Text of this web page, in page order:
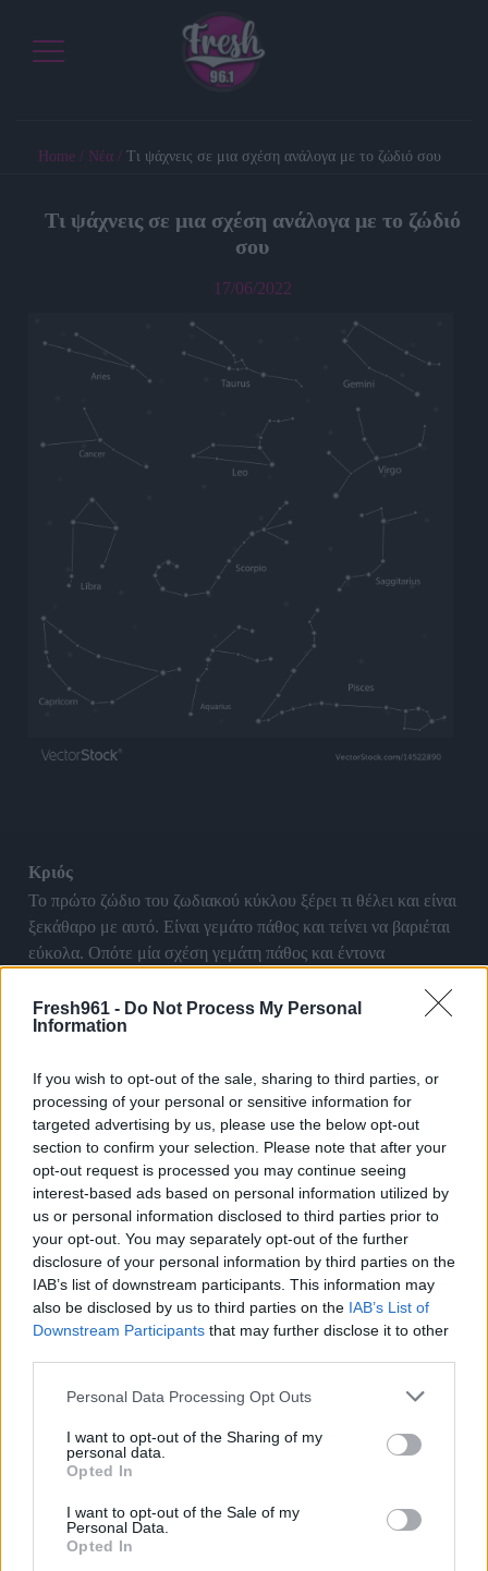
Fresh961 - Do Not Process My Personal
Information
If you wish to opt-out of the sale, sharing to third parties, or
processing of your personal or sensitive information for
targeted advertising by us, please use the below opt-out
section to confirm your selection. Please note that after your
opt-out request is processed you may continue seeing
interest-based ads based on personal information utilized by
us or personal information disclosed to third parties prior to
your opt-out. You may separately opt-out of the further
disclosure of your personal information by third parties on the
IAB’s list of downstream participants. This information may
also be disclosed by us to third parties on the IAB’s List of
Downstream Participants that may further disclose it to other
Please note that this website/app uses one or more Google
not limited to your visit or usage behaviour. You may click to
grant or deny consent to Google and its third-party tags to
use your data for below specified purposes in below Google
consent section.
Personal Data Processing Opt Outs
I want to opt-out of the Sharing of my
personal data.
Opted In
I want to opt-out of the Sale of my
Personal Data.
Opted In
Home / Νέα / Tι ψάχνεις σε μια σχέση ανάλογα με το ζώδιό σου
Tι ψάχνεις σε μια σχέση ανάλογα με το ζώδιό
σου
17/06/2022
Κριός
Το πρώτο ζώδιο του ζωδιακού κύκλου ξέρει τι θέλει και είναι
ξεκάθαρο με αυτό. Είναι γεμάτο πάθος και τείνει να βαριέται
εύκολα. Οπότε μία σχέση γεμάτη πάθος και έντονα
στην κορυφή, έτσι ένας σύντροφος που θα του συμπεριφέρεται
πάντα ως το νούμερο ένα, θα είναι ο ιδανικός.
Υπομονή, υπευθυνότητα και πρακτική σκέψη χαρακτηρίζουν τα
άτομα που ανήκουν στο ζώδιο του Ταύρου. Αυτό χρειάζονται
και από μία σχέση. Ένας έμπιστος σύντροφος, ο οποίος θα τους
«κακομαθαίνει», φέρνει την ηρεμία στην ψυχή τους.
Γεμάτοι περιέργεια, ζωντάνια και ευστροφία, οι Δίδυμοι δεν
θέλουν σχέσεις ρουτίνας. Αναζητούν κάποιον που θα τους
κρατά σε εγρήγορση και θα τους καθηλώνει το ενδιαφέρον
καθημερινά. Πέρα, όμως, από εξωστρεφείς και κοινωνικοί είναι
και αρκετά σοβαροί και αποζητούν το ίδιο και από τη σχέση
τους.
Καρκίνος
Οι Καρκίνοι φημίζονται για τη σημασία που δίνουν στις σχέσεις
τους. Είναι πολύ συναισθηματικοί, αλλά δεν αφήνουν όποιον κι
όποιον να δει τον εσωτερικό τους κόσμο. Εκφράζονται μόνο
όταν νιώσουν άνετα, αλλά αν προδώσεις την εμπιστοσύνη τους
τούς έχασες. Είναι πιστοί, ευαίσθητοι, φροντίζουν το ταίρι τους
και αναζητούν το ίδιο και σε έναν σύντροφο.